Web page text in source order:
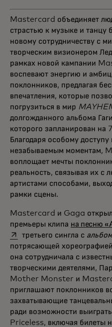
Mastercard объединяет
страстью к музыке и танцу
новому сотрудничеству с
творческим визионером
рамках новой кампании
воспевают энергию и
поклонников, предлагая
впечатления, которые
погрузиться в мир
долгожданного альбома
которого запланирован на
Благодаря особому доступу
незабываемым моментам,
воплощает мечты
реальность, связывая их с
артистами способами,
рамки сцены.
Mastercard и Gaga
премьеры клипа на песню
третьего сингла с
потрясающей
она сотрудничала с
творческими деятелями,
Mother Monster и
приглашают поклонников
захватывающие
ради возможности
Priceless, включая билеты